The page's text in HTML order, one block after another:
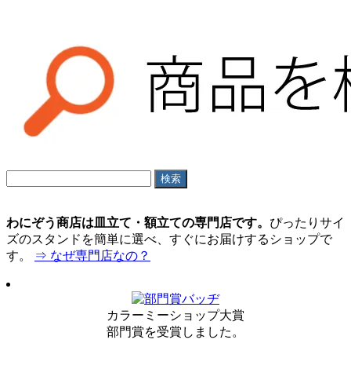
わにぞう商店は皿立て・額立ての専門店です。 ぴったりサイ
ズのスタンドを簡単に選べ、すぐにお届けするショップで
す。
⇒ なぜ専門店なの？
カラーミーショップ大賞
部門賞を受賞しました。